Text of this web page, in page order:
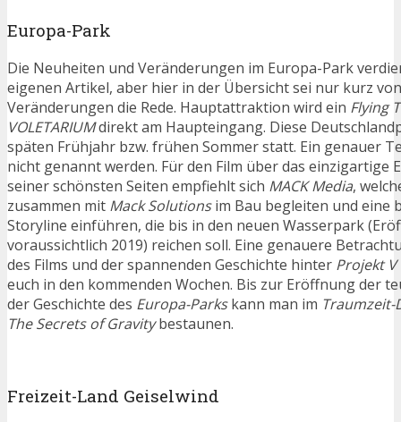
Europa-Park
Die Neuheiten und Veränderungen im Europa-Park
eigenen Artikel, aber hier in der Übersicht sei nur kurz
Veränderungen die Rede. Hauptattraktion wird ein Flying
VOLETARIUMdirekt am Haupteingang. Diese
späten Frühjahr bzw. frühen Sommer statt. Ein genauer
nicht genannt werden. Für den Film über das einzigartige
seiner schönsten Seiten empfiehlt sich MACK Media,
zusammen mit Mack Solutionsim Bau begleiten und eine
Storyline einführen, die bis in den neuen Wasserpark
voraussichtlich 2019) reichen soll. Eine genauere
des Films und der spannenden Geschichte hinter Projekt V
euch in den kommenden Wochen. Bis zur Eröffnung der
der Geschichte des Europa-Parkskann man im Traumzeit-
The Secrets of Gravitybestaunen.
Freizeit-Land Geiselwind